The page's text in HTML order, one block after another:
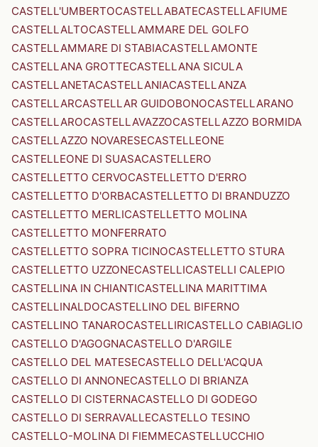
CASTELL'UMBERTOCASTELLABATECASTELLAFIUME
CASTELLALTOCASTELLAMMARE DEL GOLFO
CASTELLAMMARE DI STABIACASTELLAMONTE
CASTELLANA GROTTECASTELLANA SICULA
CASTELLANETACASTELLANIACASTELLANZA
CASTELLARCASTELLAR GUIDOBONOCASTELLARANO
CASTELLAROCASTELLAVAZZOCASTELLAZZO BORMIDA
CASTELLAZZO NOVARESECASTELLEONE
CASTELLEONE DI SUASACASTELLERO
CASTELLETTO CERVOCASTELLETTO D'ERRO
CASTELLETTO D'ORBACASTELLETTO DI BRANDUZZO
CASTELLETTO MERLICASTELLETTO MOLINA
CASTELLETTO MONFERRATO
CASTELLETTO SOPRA TICINOCASTELLETTO STURA
CASTELLETTO UZZONECASTELLICASTELLI CALEPIO
CASTELLINA IN CHIANTICASTELLINA MARITTIMA
CASTELLINALDOCASTELLINO DEL BIFERNO
CASTELLINO TANAROCASTELLIRICASTELLO CABIAGLIO
CASTELLO D'AGOGNACASTELLO D'ARGILE
CASTELLO DEL MATESECASTELLO DELL'ACQUA
CASTELLO DI ANNONECASTELLO DI BRIANZA
CASTELLO DI CISTERNACASTELLO DI GODEGO
CASTELLO DI SERRAVALLECASTELLO TESINO
CASTELLO-MOLINA DI FIEMMECASTELLUCCHIO